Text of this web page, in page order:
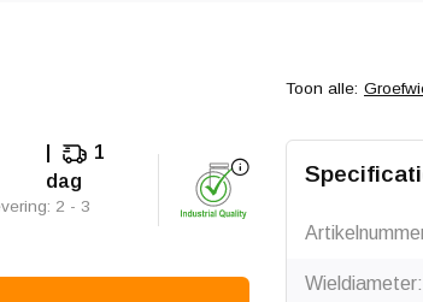
Toon alle:
Klik om te draaien
1
dag
2 - 3
Wieldiameter: